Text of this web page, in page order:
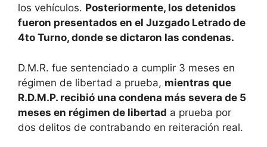
los vehículos. Posteriormente, los detenidos
fueron presentados en el Juzgado Letrado de
4to Turno, donde se dictaron las condenas.
D.M.R. fue sentenciado a cumplir 3 meses en
régimen de libertad a prueba, mientras que
R.D.M.P. recibió una condena más severa de 5
meses en régimen de libertad a prueba por
dos delitos de contrabando en reiteración real.